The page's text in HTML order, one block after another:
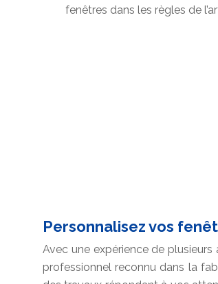
fenêtres dans les règles de
Personnalisez vos
Avec une expérience de plusieurs
professionnel reconnu dans la